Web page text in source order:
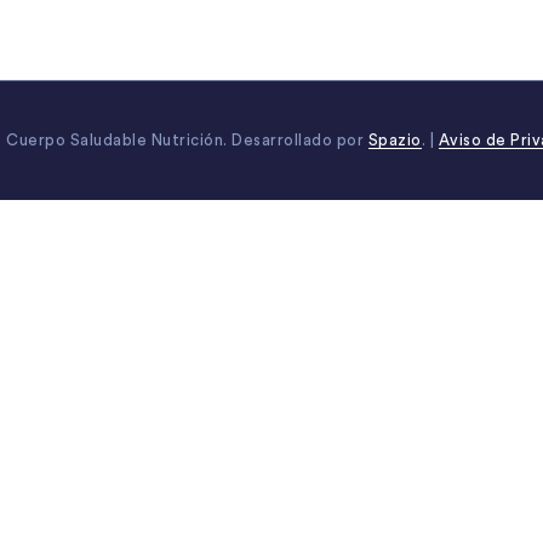
Cuerpo Saludable Nutrición. Desarrollado por Spazio . | Aviso de